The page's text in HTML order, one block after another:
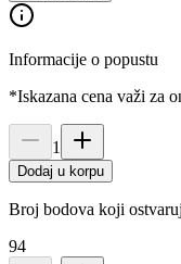
Informacije o popustu
*Iskazana cena važi za
1
Dodaj u korpu
Broj bodova koji
94